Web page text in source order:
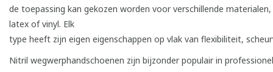
de toepassing kan gekozen worden voor verschillende
latex of vinyl. Elk
type heeft zijn eigen eigenschappen op vlak van flexibiliteit,
Nitril wegwerphandschoenen zijn bijzonder populair in